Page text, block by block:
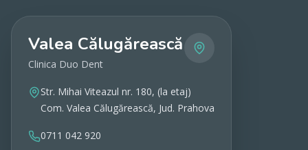
Valea Călugărească
Clinica Duo Dent
Str. Mihai Viteazul nr. 180, (la etaj)
Com. Valea Călugărească, Jud. Prahova
0711 042 920